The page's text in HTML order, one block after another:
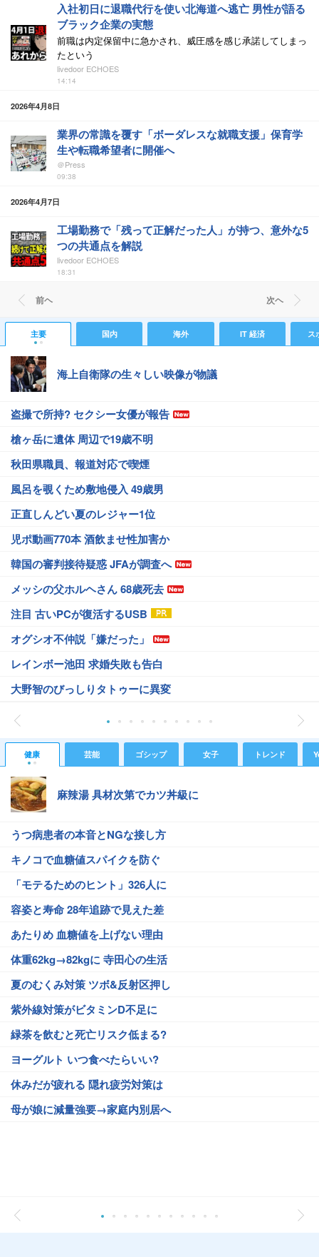
入社初日に退職代行を使い北海道へ逃亡 男性が語る
ブラック企業の実態
前職は内定保留中に急かされ、威圧感を感じ承諾してしまっ
たという
livedoor ECHOES
14:14
2026年4月8日
業界の常識を覆す「ボーダレスな就職支援」保育学
生や転職希望者に開催へ
＠Press
09:38
2026年4月7日
工場勤務で「残って正解だった人」が持つ、意外な5
つの共通点を解説
livedoor ECHOES
18:31
前ヘ 次ヘ
主要 国内 海外 IT 経済 ス
海上自衛隊の生々しい映像が物議
盗撮で所持? セクシー女優が報告
槍ヶ岳に遺体 周辺で19歳不明
秋田県職員、報道対応で喫煙
風呂を覗くため敷地侵入 49歳男
正直しんどい夏のレジャー1位
児ポ動画770本 酒飲ませ性加害か
韓国の審判接待疑惑 JFAが調査へ
メッシの父ホルヘさん 68歳死去
注目 古いPCが復活するUSB
オグシオ不仲説「嫌だった」
レインボー池田 求婚失敗も告白
大野智のびっしりタトゥーに異変
健康 芸能 ゴシップ 女子 トレンド
麻辣湯 具材次第でカツ丼級に
うつ病患者の本音とNGな接し方
キノコで血糖値スパイクを防ぐ
「モテるためのヒント」326人に
容姿と寿命 28年追跡で見えた差
あたりめ 血糖値を上げない理由
体重62kg→82kgに 寺田心の生活
夏のむくみ対策 ツボ&反射区押し
紫外線対策がビタミンD不足に
緑茶を飲むと死亡リスク低まる?
ヨーグルト いつ食べたらいい?
休みだが疲れる 隠れ疲労対策は
母が娘に減量強要→家庭内別居へ